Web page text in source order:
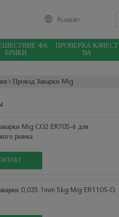
Russian
ФА
БРИКИ
ПРОВЕРКА КАЧЕСТ
ВА
Провод Заварки Mig
Mig СО2 ER70S-6 для
рынка
0,035 1mm 5kg Mig ER110S-G